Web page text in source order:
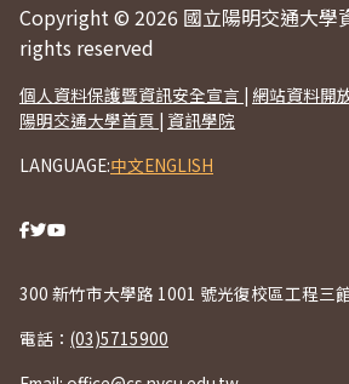
Copyright © 2026 國立陽明交通大學
rights reserved
個人資料保護暨資訊安全宣言 | 網站資料開
陽明交通大學首頁 | 資訊學院
LANGUAGE:中文ENGLISH
300 新竹市大學路 1001 號光復校區工程三
電話： (03)5715900